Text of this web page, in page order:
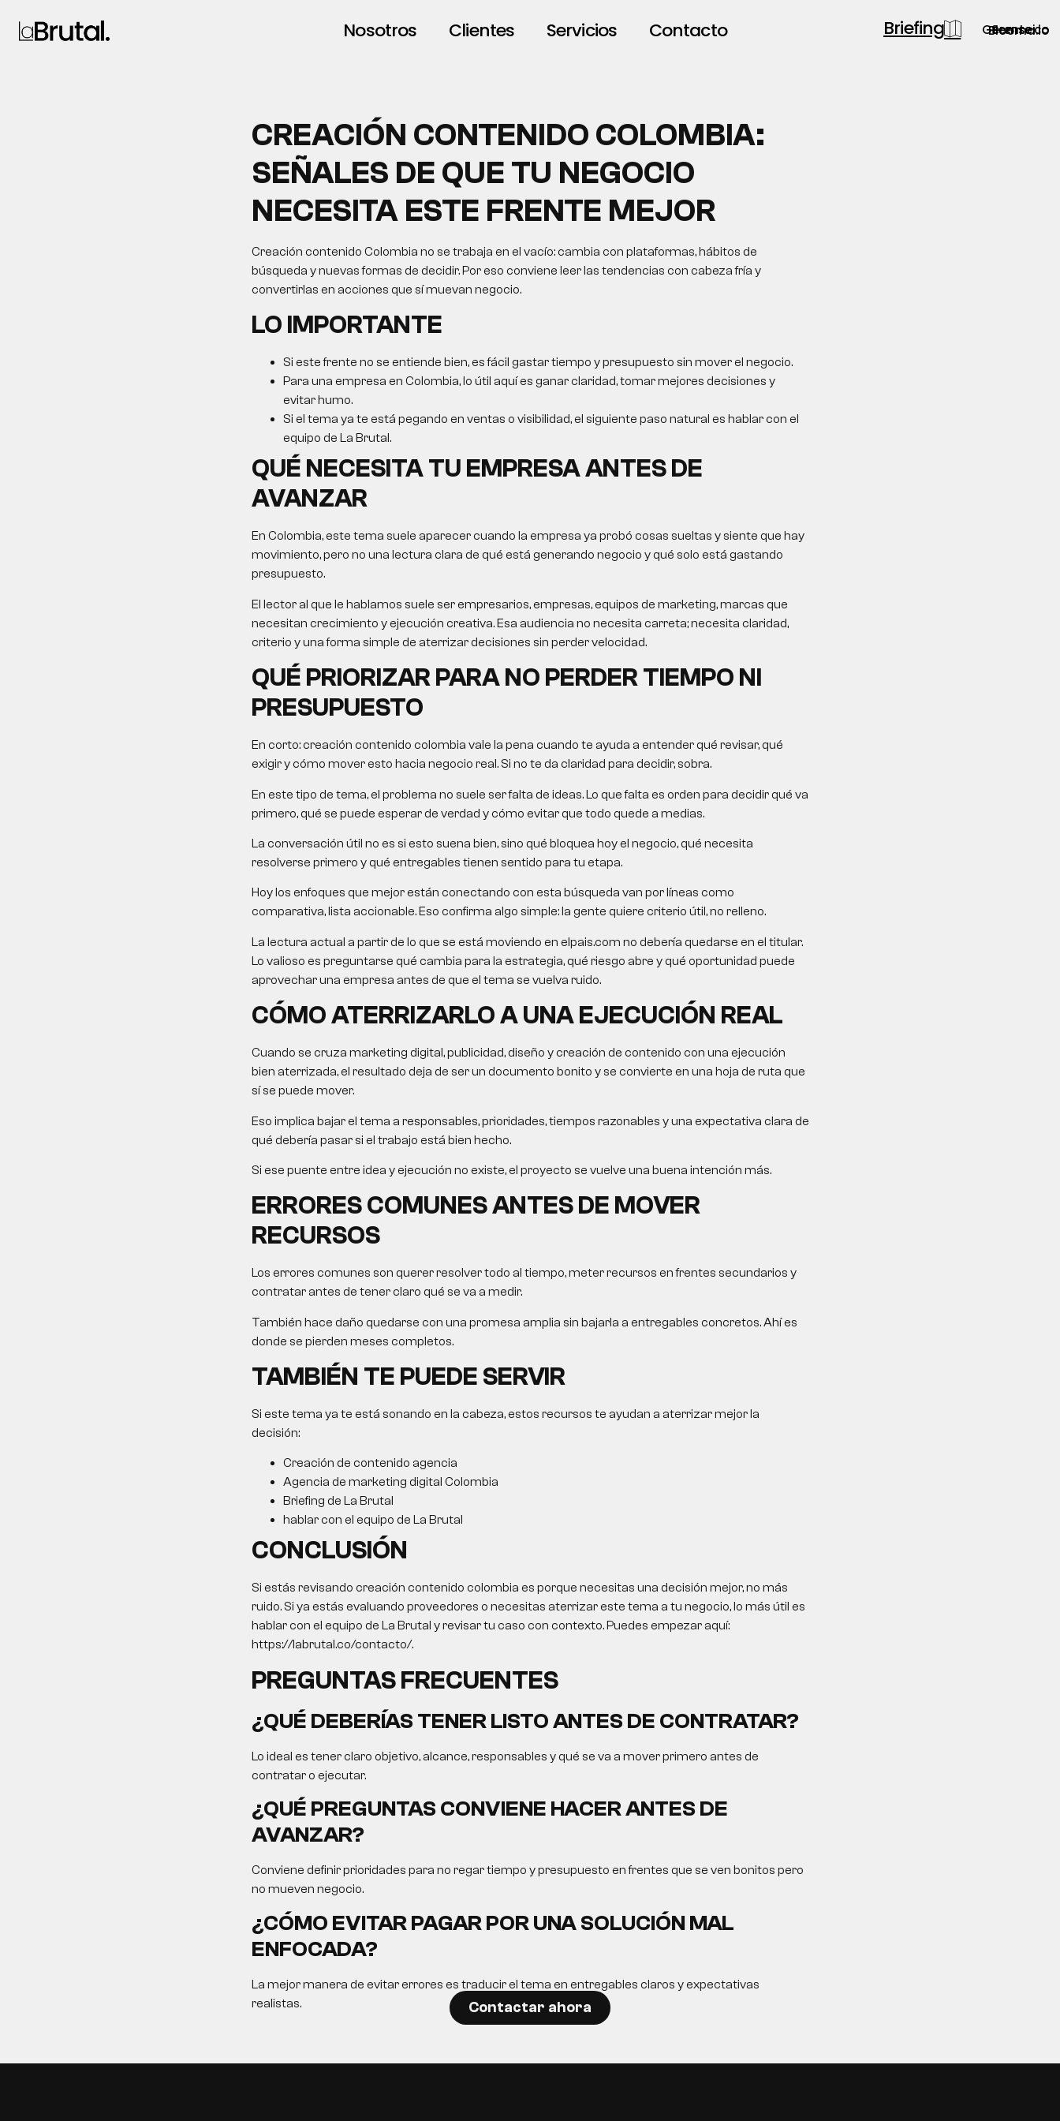
Nosotros Clientes Servicios Contacto Briefing Blooma.io
Semsei.io
Gerente.co
CREACIÓN CONTENIDO COLOMBIA:
SEÑALES DE QUE TU NEGOCIO
NECESITA ESTE FRENTE MEJOR
Creación contenido Colombia no se trabaja en el vacío: cambia con plataformas, hábitos de
búsqueda y nuevas formas de decidir. Por eso conviene leer las tendencias con cabeza fría y
convertirlas en acciones que sí muevan negocio.
LO IMPORTANTE
Si este frente no se entiende bien, es fácil gastar tiempo y presupuesto sin mover el negocio.
Para una empresa en Colombia, lo útil aquí es ganar claridad, tomar mejores decisiones y
evitar humo.
Si el tema ya te está pegando en ventas o visibilidad, el siguiente paso natural es hablar con el
equipo de La Brutal.
QUÉ NECESITA TU EMPRESA ANTES DE
AVANZAR
En Colombia, este tema suele aparecer cuando la empresa ya probó cosas sueltas y siente que hay
movimiento, pero no una lectura clara de qué está generando negocio y qué solo está gastando
presupuesto.
El lector al que le hablamos suele ser empresarios, empresas, equipos de marketing, marcas que
necesitan crecimiento y ejecución creativa. Esa audiencia no necesita carreta; necesita claridad,
criterio y una forma simple de aterrizar decisiones sin perder velocidad.
QUÉ PRIORIZAR PARA NO PERDER TIEMPO NI
PRESUPUESTO
En corto: creación contenido colombia vale la pena cuando te ayuda a entender qué revisar, qué
exigir y cómo mover esto hacia negocio real. Si no te da claridad para decidir, sobra.
En este tipo de tema, el problema no suele ser falta de ideas. Lo que falta es orden para decidir qué va
primero, qué se puede esperar de verdad y cómo evitar que todo quede a medias.
La conversación útil no es si esto suena bien, sino qué bloquea hoy el negocio, qué necesita
resolverse primero y qué entregables tienen sentido para tu etapa.
Hoy los enfoques que mejor están conectando con esta búsqueda van por líneas como
comparativa, lista accionable. Eso confirma algo simple: la gente quiere criterio útil, no relleno.
La lectura actual a partir de lo que se está moviendo en elpais.com no debería quedarse en el titular.
Lo valioso es preguntarse qué cambia para la estrategia, qué riesgo abre y qué oportunidad puede
aprovechar una empresa antes de que el tema se vuelva ruido.
CÓMO ATERRIZARLO A UNA EJECUCIÓN REAL
Cuando se cruza marketing digital, publicidad, diseño y creación de contenido con una ejecución
bien aterrizada, el resultado deja de ser un documento bonito y se convierte en una hoja de ruta que
sí se puede mover.
Eso implica bajar el tema a responsables, prioridades, tiempos razonables y una expectativa clara de
qué debería pasar si el trabajo está bien hecho.
Si ese puente entre idea y ejecución no existe, el proyecto se vuelve una buena intención más.
ERRORES COMUNES ANTES DE MOVER
RECURSOS
Los errores comunes son querer resolver todo al tiempo, meter recursos en frentes secundarios y
contratar antes de tener claro qué se va a medir.
También hace daño quedarse con una promesa amplia sin bajarla a entregables concretos. Ahí es
donde se pierden meses completos.
TAMBIÉN TE PUEDE SERVIR
Si este tema ya te está sonando en la cabeza, estos recursos te ayudan a aterrizar mejor la
decisión:
Creación de contenido agencia
Agencia de marketing digital Colombia
Briefing de La Brutal
hablar con el equipo de La Brutal
CONCLUSIÓN
Si estás revisando creación contenido colombia es porque necesitas una decisión mejor, no más
ruido. Si ya estás evaluando proveedores o necesitas aterrizar este tema a tu negocio, lo más útil es
hablar con el equipo de La Brutal y revisar tu caso con contexto. Puedes empezar aquí:
https://labrutal.co/contacto/.
PREGUNTAS FRECUENTES
¿QUÉ DEBERÍAS TENER LISTO ANTES DE CONTRATAR?
Lo ideal es tener claro objetivo, alcance, responsables y qué se va a mover primero antes de
contratar o ejecutar.
¿QUÉ PREGUNTAS CONVIENE HACER ANTES DE
AVANZAR?
Conviene definir prioridades para no regar tiempo y presupuesto en frentes que se ven bonitos pero
no mueven negocio.
¿CÓMO EVITAR PAGAR POR UNA SOLUCIÓN MAL
ENFOCADA?
La mejor manera de evitar errores es traducir el tema en entregables claros y expectativas
realistas.
Contactar ahora